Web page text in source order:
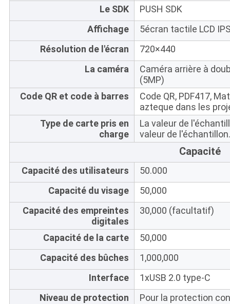
Le SDK
PUSH SDK
Affichage
5écran tactile LCD
Résolution de l'écran
720×440
La caméra
Caméra arrière à
(5MP)
Code QR et code à barres
Code QR, PDF417,
azteque dans les
Type de carte pris en
charge
La valeur de
valeur de l'échantillon.
Capacité
Capacité des utilisateurs
50.000
Capacité du visage
50,000
Capacité des empreintes
digitales
30,000 (facultatif)
Capacité de la carte
50,000
Capacité des bûches
1,000,000
Interface
1xUSB 2.0 type-C
Niveau de protection
Pour la protection